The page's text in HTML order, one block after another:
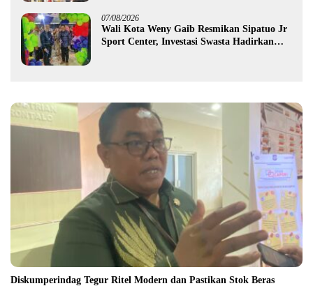
07/08/2026
Wali Kota Weny Gaib Resmikan Sipatuo Jr
Sport Center, Investasi Swasta Hadirkan
Diskumperindag Tegur Ritel Modern dan Pastikan Stok Beras